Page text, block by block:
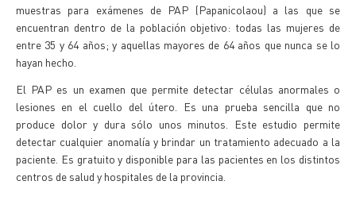
muestras para exámenes de PAP (Papanicolaou) a las que se
encuentran dentro de la población objetivo: todas las mujeres de
entre 35 y 64 años; y aquellas mayores de 64 años que nunca se lo
hayan hecho.
El PAP es un examen que permite detectar células anormales o
lesiones en el cuello del útero. Es una prueba sencilla que no
produce dolor y dura sólo unos minutos. Este estudio permite
detectar cualquier anomalía y brindar un tratamiento adecuado a la
paciente. Es gratuito y disponible para las pacientes en los distintos
centros de salud y hospitales de la provincia.